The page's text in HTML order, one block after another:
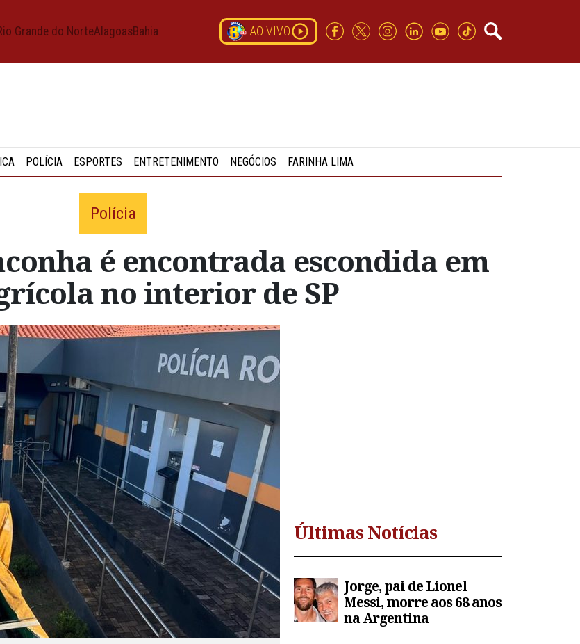
Grande do NorteAlagoasBahia AO VIVO
POLÍCIA ESPORTES ENTRETENIMENTO NEGÓCIOS FARINHA LIMA
Polícia
é encontrada escondida em
no interior de SP
Últimas Notícias
Jorge, pai de Lionel
Messi, morre aos 68 anos
na Argentina